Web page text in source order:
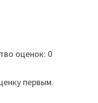
оценок: 0
первым.